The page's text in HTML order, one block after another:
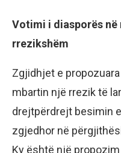
Votimi i diasporës
rrezikshëm
Zgjidhjet e
mbartin një rrezik të
drejtpërdrejt besimin
zgjedhor në
Ky është një